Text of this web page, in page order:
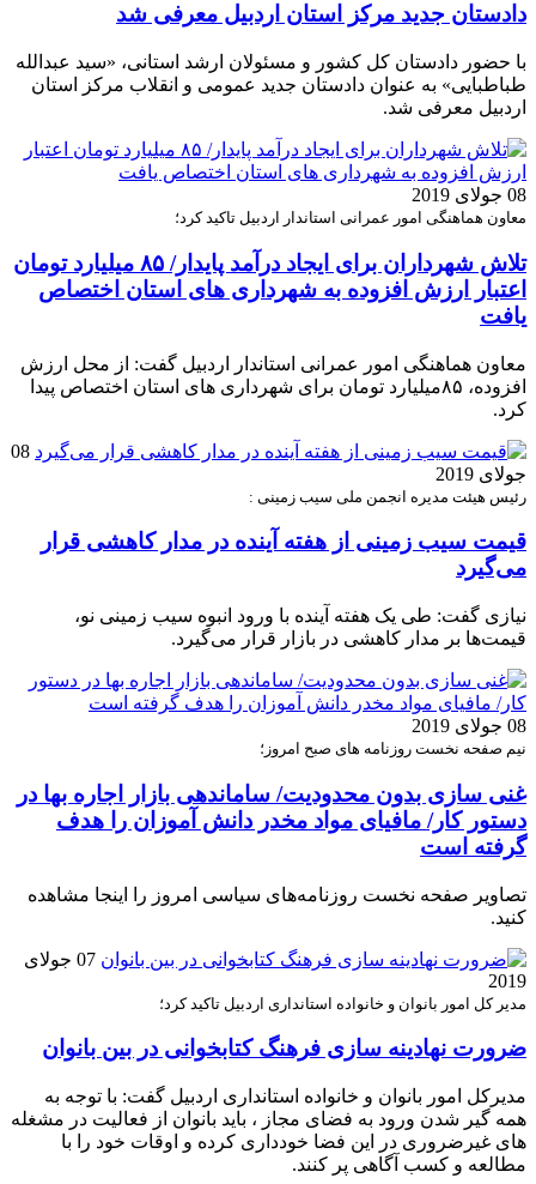
دادستان جدید مرکز استان اردبیل معرفی شد
با حضور دادستان کل کشور و مسئولان ارشد استانی، «سید عبدالله
طباطبایی» به عنوان دادستان جدید عمومی و انقلاب مرکز استان
اردبیل معرفی شد.
08 جولای 2019
معاون هماهنگی امور عمرانی استاندار اردبیل تاکید کرد؛
تلاش شهرداران برای ایجاد درآمد پایدار/ ۸۵ میلیارد تومان
اعتبار ارزش افزوده به شهرداری های استان اختصاص
یافت
معاون هماهنگی امور عمرانی استاندار اردبیل گفت: از محل ارزش
افزوده، ۸۵میلیارد تومان برای شهرداری های استان اختصاص پیدا
کرد.
08
جولای 2019
رئیس هیئت مدیره انجمن ملی سیب زمینی :
قیمت سیب زمینی از هفته آینده در مدار کاهشی قرار
می‌گیرد
نیازی گفت: طی یک هفته آینده با ورود انبوه سیب زمینی نو،
قیمت‌ها بر مدار کاهشی در بازار قرار می‌گیرد.
08 جولای 2019
نیم صفحه نخست روزنامه های صبح امروز؛
غنی سازی بدون محدودیت/ ساماندهی بازار اجاره بها در
دستور کار/ مافیای مواد مخدر دانش آموزان را هدف
گرفته است
تصاویر صفحه نخست روزنامه‌های سیاسی امروز را اینجا مشاهده
کنید.
07 جولای
2019
مدیر کل امور بانوان و خانواده استانداری اردبیل تاکید کرد؛
ضرورت نهادينه سازی فرهنگ كتابخوانی در بین بانوان
مدیرکل امور بانوان و خانواده استانداری اردبیل گفت: با توجه به
همه گیر شدن ورود به فضای مجاز ، باید بانوان از فعالیت در مشغله
های غیرضروری در این فضا خودداری کرده و اوقات خود را با
مطالعه و کسب آگاهی پر کنند.